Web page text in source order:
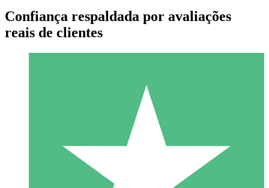
Pacotes de Créditos Individuais
Pague conforme o uso com créditos de download. Sem
Confiança respaldada por avaliações
reais de clientes